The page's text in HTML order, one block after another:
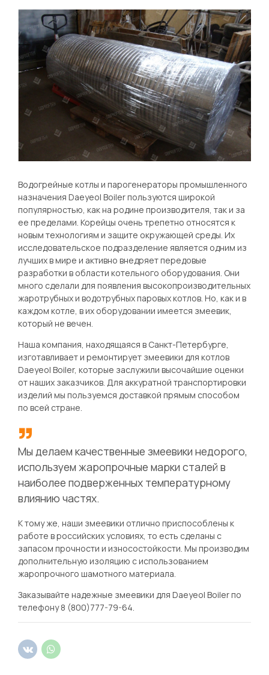
Водогрейные котлы и парогенераторы промышленного
назначения Daeyeol Boiler пользуются широкой
популярностью, как на родине производителя, так и за
ее пределами. Корейцы очень трепетно относятся к
новым технологиям и защите окружающей среды. Их
исследовательское подразделение является одним из
лучших в мире и активно внедряет передовые
разработки в области котельного оборудования. Они
много сделали для появления высокопроизводительных
жаротрубных и водотрубных паровых котлов. Но, как и в
каждом котле, в их оборудовании имеется змеевик,
который не вечен.
Наша компания, находящаяся в Санкт-Петербурге,
изготавливает и ремонтирует змеевики для котлов
Daeyeol Boiler, которые заслужили высочайшие оценки
от наших заказчиков. Для аккуратной транспортировки
изделий мы пользуемся доставкой прямым способом
по всей стране.
Мы делаем качественные змеевики недорого,
используем жаропрочные марки сталей в
наиболее подверженных температурному
влиянию частях.
К тому же, наши змеевики отлично приспособлены к
работе в российских условиях, то есть сделаны с
запасом прочности и износостойкости. Мы производим
дополнительную изоляцию с использованием
жаропрочного шамотного материала.
Заказывайте надежные змеевики для Daeyeol Boiler по
телефону 8 (800)777-79-64.